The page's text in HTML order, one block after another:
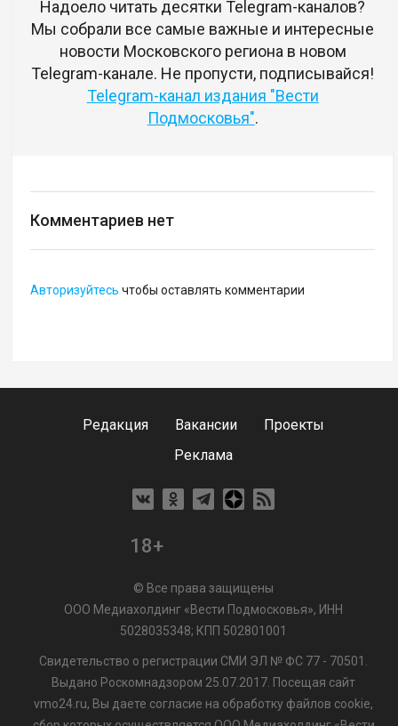
Надоело читать десятки Telegram-каналов?
Мы собрали все самые важные и интересные
новости Московского региона в новом
Telegram-канале. Не пропусти, подписывайся!
Telegram-канал издания "Вести
Подмосковья".
Комментариев нет
Авторизуйтесь чтобы оставлять комментарии
Редакция Вакансии
Проекты
Реклама
18+
© Все права защищены
ООО Медиахолдинг «Вести Подмосковья», ИНН
5028035348; КПП 502801001
Свидетельство о регистрации СМИ ЭЛ № ФС 77 - 70501.
Выдано Роскомнадзором 25.07.2017. Посещая сайт
vmo24.ru, Вы даете согласие на обработку файлов cookie,